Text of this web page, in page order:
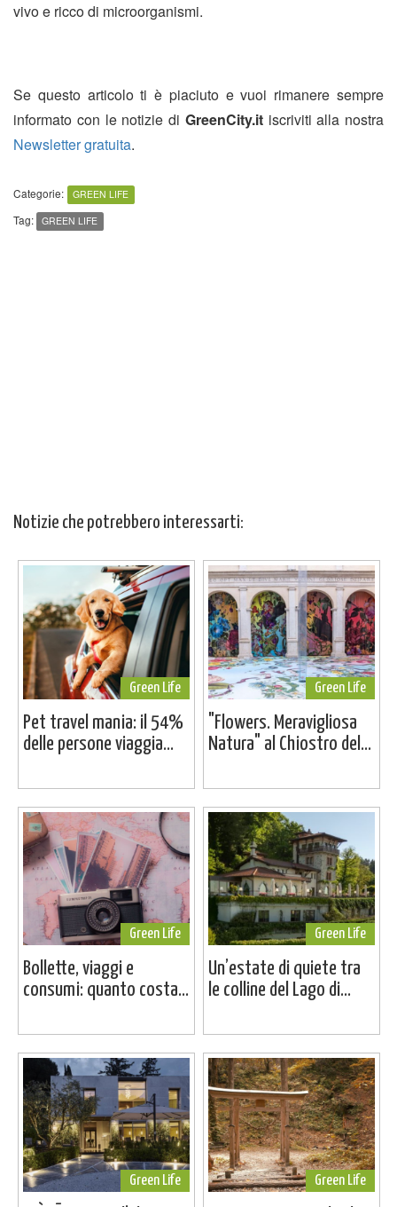
vivo e ricco di microorganismi.
Se questo articolo ti è piaciuto e vuoi rimanere sempre
informato con le notizie di GreenCity.itiscriviti alla nostra
Newsletter gratuita.
Categorie: GREEN LIFE
Tag: GREEN LIFE
Notizie che potrebbero interessarti:
Green Life
Pet travel mania: il 54%
delle persone viaggia...
Green Life
"Flowers. Meravigliosa
Natura" al Chiostro del...
Green Life
Bollette, viaggi e
consumi: quanto costa...
Green Life
Un’estate di quiete tra
le colline del Lago di...
Green Life Green Life